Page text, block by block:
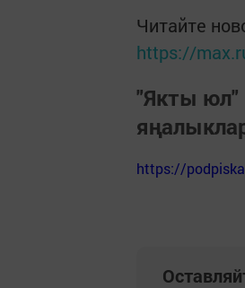
Читайте
https://
"Якты юл"
https://